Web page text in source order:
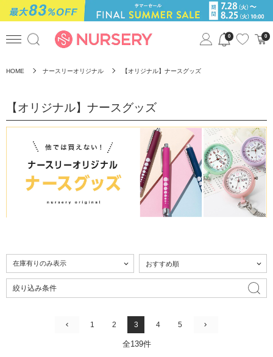
0 0
HOME ナースリーオリジナル 【オリジナル】ナースグッズ
【オリジナル】ナースグッズ
絞り込み条件
1 2 3 4 5
全139件